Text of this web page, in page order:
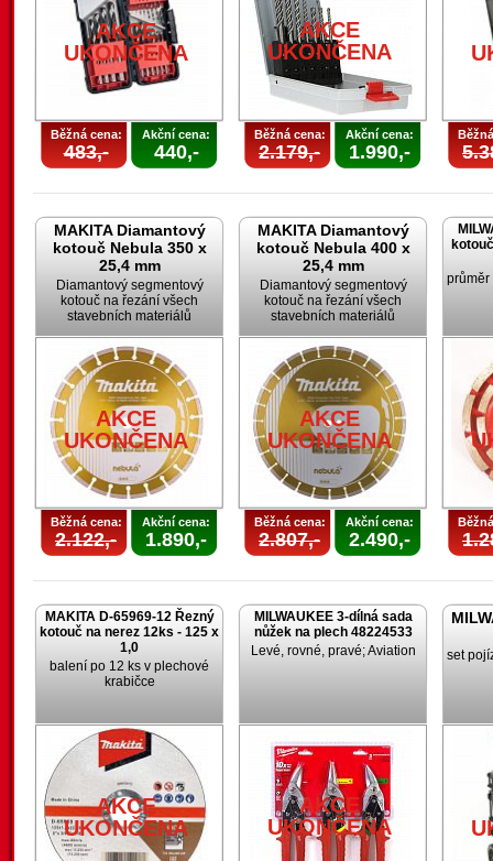
AKCE
UKONČENA
Běžná cena:
483,-
Akční cena:
440,-
AKCE
UKONČENA
Běžná cena:
2.179,-
Akční cena:
1.990,-
MAKITA Diamantový
kotouč Nebula 350 x
25,4 mm
Diamantový segmentový
kotouč na řezání všech
stavebních materiálů
AKCE
UKONČENA
Běžná cena:
2.122,-
Akční cena:
1.890,-
MAKITA Diamantový
kotouč Nebula 400 x
25,4 mm
Diamantový segmentový
kotouč na řezání všech
stavebních materiálů
AKCE
UKONČENA
Běžná cena:
2.807,-
Akční cena:
2.490,-
průměr
MAKITA D-65969-12 Řezný
kotouč na nerez 12ks - 125 x
1,0
balení po 12 ks v plechové
krabičce
AKCE
UKONČENA
MILWAUKEE 3-dílná sada
nůžek na plech 48224533
Levé, rovné, pravé; Aviation
AKCE
UKONČENA
set